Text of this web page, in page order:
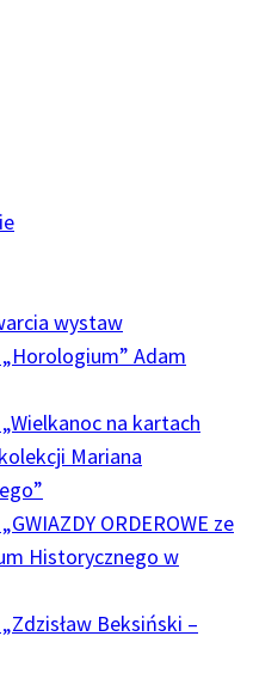
wystaw
„Horologium” Adam
na kartach
Mariana
ORDEROWE ze
Historycznego w
Beksiński –